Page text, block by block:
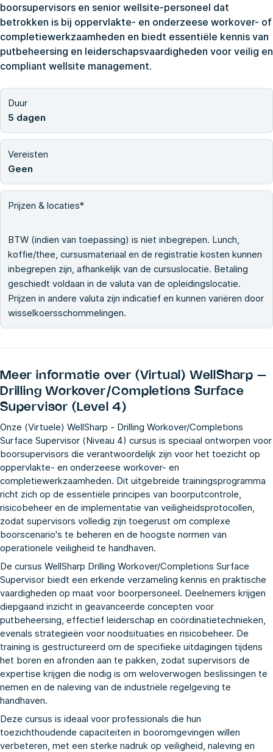
boorsupervisors en senior wellsite-personeel dat
betrokken is bij oppervlakte- en onderzeese workover- of
completiewerkzaamheden en biedt essentiële kennis van
putbeheersing en leiderschapsvaardigheden voor veilig en
compliant wellsite management.
Duur
5 dagen
Vereisten
Geen
Prijzen & locaties*
BTW (indien van toepassing) is niet inbegrepen. Lunch,
koffie/thee, cursusmateriaal en de registratie kosten kunnen
inbegrepen zijn, afhankelijk van de cursuslocatie. Betaling
geschiedt voldaan in de valuta van de opleidingslocatie.
Prijzen in andere valuta zijn indicatief en kunnen variëren door
wisselkoersschommelingen.
Meer informatie over (Virtual) WellSharp –
Drilling Workover/Completions Surface
Supervisor (Level 4)
Onze (Virtuele) WellSharp - Drilling Workover/Completions
Surface Supervisor (Niveau 4) cursus is speciaal ontworpen voor
boorsupervisors die verantwoordelijk zijn voor het toezicht op
oppervlakte- en onderzeese workover- en
completiewerkzaamheden. Dit uitgebreide trainingsprogramma
richt zich op de essentiële principes van boorputcontrole,
risicobeheer en de implementatie van veiligheidsprotocollen,
zodat supervisors volledig zijn toegerust om complexe
boorscenario's te beheren en de hoogste normen van
operationele veiligheid te handhaven.
De cursus WellSharp Drilling Workover/Completions Surface
Supervisor biedt een erkende verzameling kennis en praktische
vaardigheden op maat voor boorpersoneel. Deelnemers krijgen
diepgaand inzicht in geavanceerde concepten voor
putbeheersing, effectief leiderschap en coördinatietechnieken,
evenals strategieën voor noodsituaties en risicobeheer. De
training is gestructureerd om de specifieke uitdagingen tijdens
het boren en afronden aan te pakken, zodat supervisors de
expertise krijgen die nodig is om weloverwogen beslissingen te
nemen en de naleving van de industriële regelgeving te
handhaven.
Deze cursus is ideaal voor professionals die hun
toezichthoudende capaciteiten in booromgevingen willen
verbeteren, met een sterke nadruk op veiligheid, naleving en